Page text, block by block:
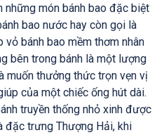
món bánh bao đặc biệt
bao nước hay còn gọi là
vỏ bánh bao mềm thơm nhân
bên trong bánh là một lượng
muốn thưởng thức trọn vẹn vị
của một chiếc ống hút dài.
truyền thống nhỏ xinh được
đặc trưng Thượng Hải, khi